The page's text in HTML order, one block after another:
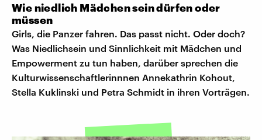
Wie niedlich Mädchen sein dürfen oder
müssen
Girls, die Panzer fahren. Das passt nicht. Oder doch?
Was Niedlichsein und Sinnlichkeit mit Mädchen und
Empowerment zu tun haben, darüber sprechen die
Kulturwissenschaftlerinnnen Annekathrin Kohout,
Stella Kuklinski und Petra Schmidt in ihren Vorträgen.